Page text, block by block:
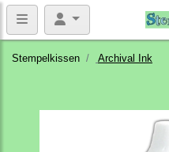
Stempelkissen Archival Ink